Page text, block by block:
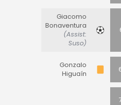
Giacomo
Bonaventura
(Assist:
Suso)
Gonzalo
Higuaín